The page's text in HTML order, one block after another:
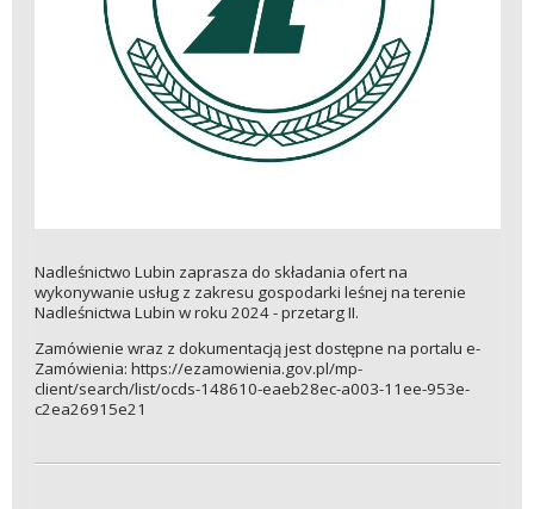
Nadleśnictwo Lubin zaprasza do składania ofert na
wykonywanie usług z zakresu gospodarki leśnej na terenie
Nadleśnictwa Lubin w roku 2024 - przetarg II.
Zamówienie wraz z dokumentacją jest dostępne na portalu e-
Zamówienia: https://ezamowienia.gov.pl/mp-
client/search/list/ocds-148610-eaeb28ec-a003-11ee-953e-
c2ea26915e21